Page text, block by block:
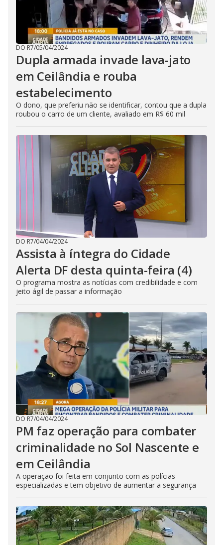
DO R7/05/04/2024
Dupla armada invade lava-jato
em Ceilândia e rouba
estabelecimento
O dono, que preferiu não se identificar, contou que a dupla
roubou o carro de um cliente, avaliado em R$ 60 mil
DO R7/04/04/2024
Assista à íntegra do Cidade
Alerta DF desta quinta-feira (4)
O programa mostra as notícias com credibilidade e com
jeito ágil de passar a informação
DO R7/04/04/2024
PM faz operação para combater
criminalidade no Sol Nascente e
em Ceilândia
A operação foi feita em conjunto com as polícias
especializadas e tem objetivo de aumentar a segurança